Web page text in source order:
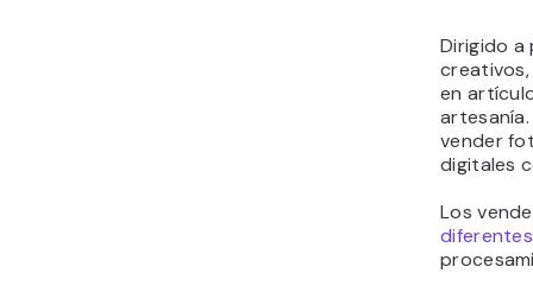
Dirigido
en
vender
digitales
Los
diferentes